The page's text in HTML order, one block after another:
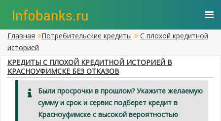
Главная Потребительские кредиты
С плохой кредитной
историей
КРЕДИТЫ С ПЛОХОЙ КРЕДИТНОЙ ИСТОРИЕЙ В
КРАСНОУФИМСКЕ БЕЗ ОТКАЗОВ
Были просрочки в прошлом? Укажите желаемую
сумму и срок и сервис подберет кредит в
Красноуфимске с высокой вероятностью